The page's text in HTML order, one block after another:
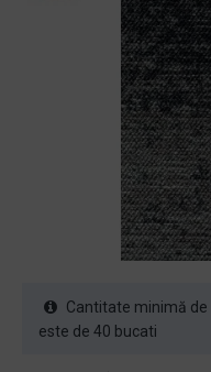
Cantitate minimă
este de 40 bucati